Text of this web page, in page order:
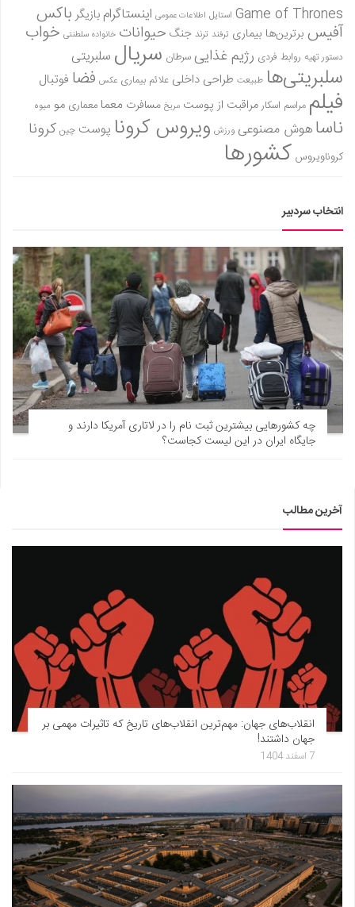
Game of Thrones استایل اطلاعات عمومی اینستاگرام بازیگر باکس
آفیس برترین‌ها بیماری ترفند ترند جنگ حیوانات خانواده سلطنتی خواب
دستور تهیه روابط فردی رژیم غذاییسرطان سریال سلبریتی
سلبریتی‌ها طبیعت طراحی داخلی علائم بیماری عکس فضا فوتبال
فیلم مراسم اسکارمراقبت از پوست مریخ مسافرت معمامعماری مو میوه
ناساهوش مصنوعی ورزش ویروس کرونا پوست چین کرونا
کروناویروس کشورها
انتخاب سردبیر
چه کشورهایی بیشترین ثبت نام را در لاتاری آمریکا دارند و
جایگاه ایران در این لیست کجاست؟
آخرین مطالب
انقلاب‌های جهان: مهم‌ترین انقلاب‌های تاریخ که تاثیرات مهمی بر
جهان داشتند!
7 اسفند 1404